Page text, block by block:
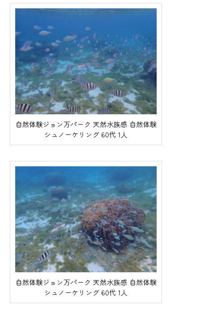
自然体験ジョン万パーク 天然水族感 自然体験
シュノーケリング 60代 1人
自然体験ジョン万パーク 天然水族感 自然体験
シュノーケリング 60代 1人